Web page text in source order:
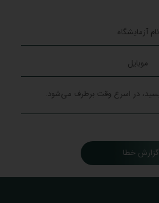
گزارش خطا